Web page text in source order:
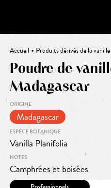
Accueil • Produits dérivés de la vanille
Poudre de
Madagascar
ORIGINE
Madagascar
ESPÈCE BOTANIQUE
Vanilla Planifolia
NOTES
Camphrées et boisées